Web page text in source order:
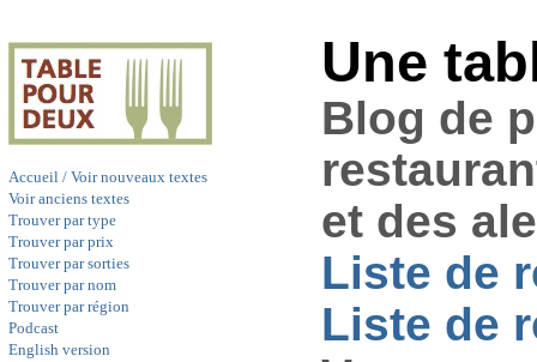
Accueil / Voir nouveaux textes
Voir anciens textes
Trouver par type
Trouver par prix
Trouver par sorties
Trouver par nom
Trouver par région
Podcast
English version
Une
Blog de
et des
Liste de
Liste de